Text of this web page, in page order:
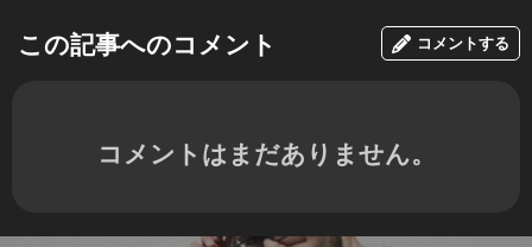
この記事へのコメント コメントする
コメントはまだありません。